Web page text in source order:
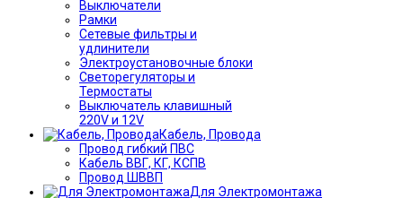
Выключатели
Рамки
Сетевые фильтры и
удлинители
Электроустановочные блоки
Светорегуляторы и
Термостаты
Выключатель клавишный
220V и 12V
Кабель, Провода
Провод гибкий ПВС
Кабель ВВГ, КГ, КСПВ
Провод ШВВП
Для Электромонтажа